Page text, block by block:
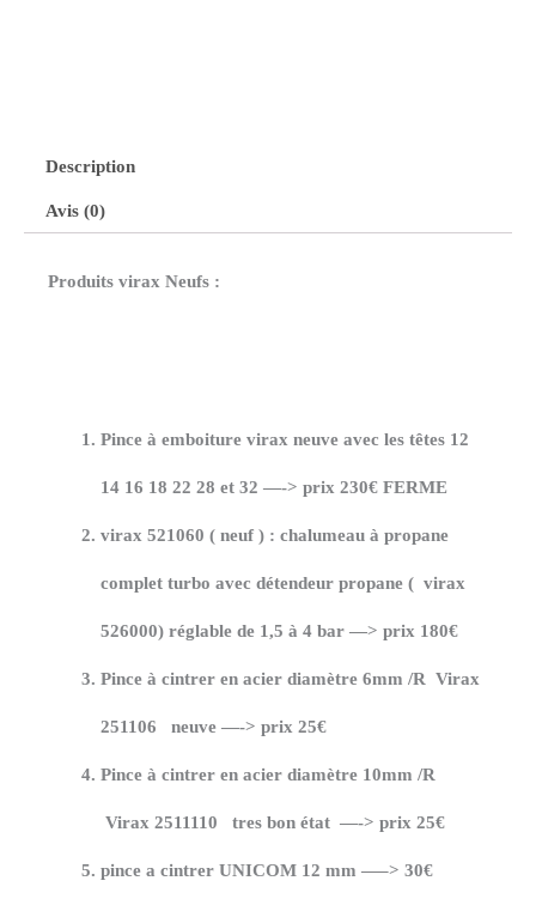
Description
Avis (0)
Produits virax Neufs :
Pince à emboiture virax neuve avec les têtes 12
14 16 18 22 28 et 32 —-> prix 230€ FERME
virax 521060 ( neuf ) : chalumeau à propane
complet turbo avec détendeur propane ( virax
526000) réglable de 1,5 à 4 bar —> prix 180€
Pince à cintrer en acier diamètre 6mm /R Virax
251106 neuve —-> prix 25€
Pince à cintrer en acier diamètre 10mm /R
Virax 2511110 tres bon état —-> prix 25€
pince a cintrer UNICOM 12 mm —–> 30€